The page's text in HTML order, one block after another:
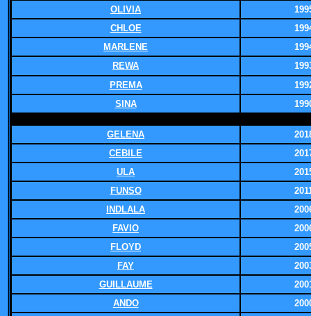
OLIVIA
CHLOE
MARLENE
REWA
PREMA
SINA
GELENA
CEBILE
ULA
FUNSO
INDLALA
FAVIO
FLOYD
FAY
GUILLAUME
ANDO